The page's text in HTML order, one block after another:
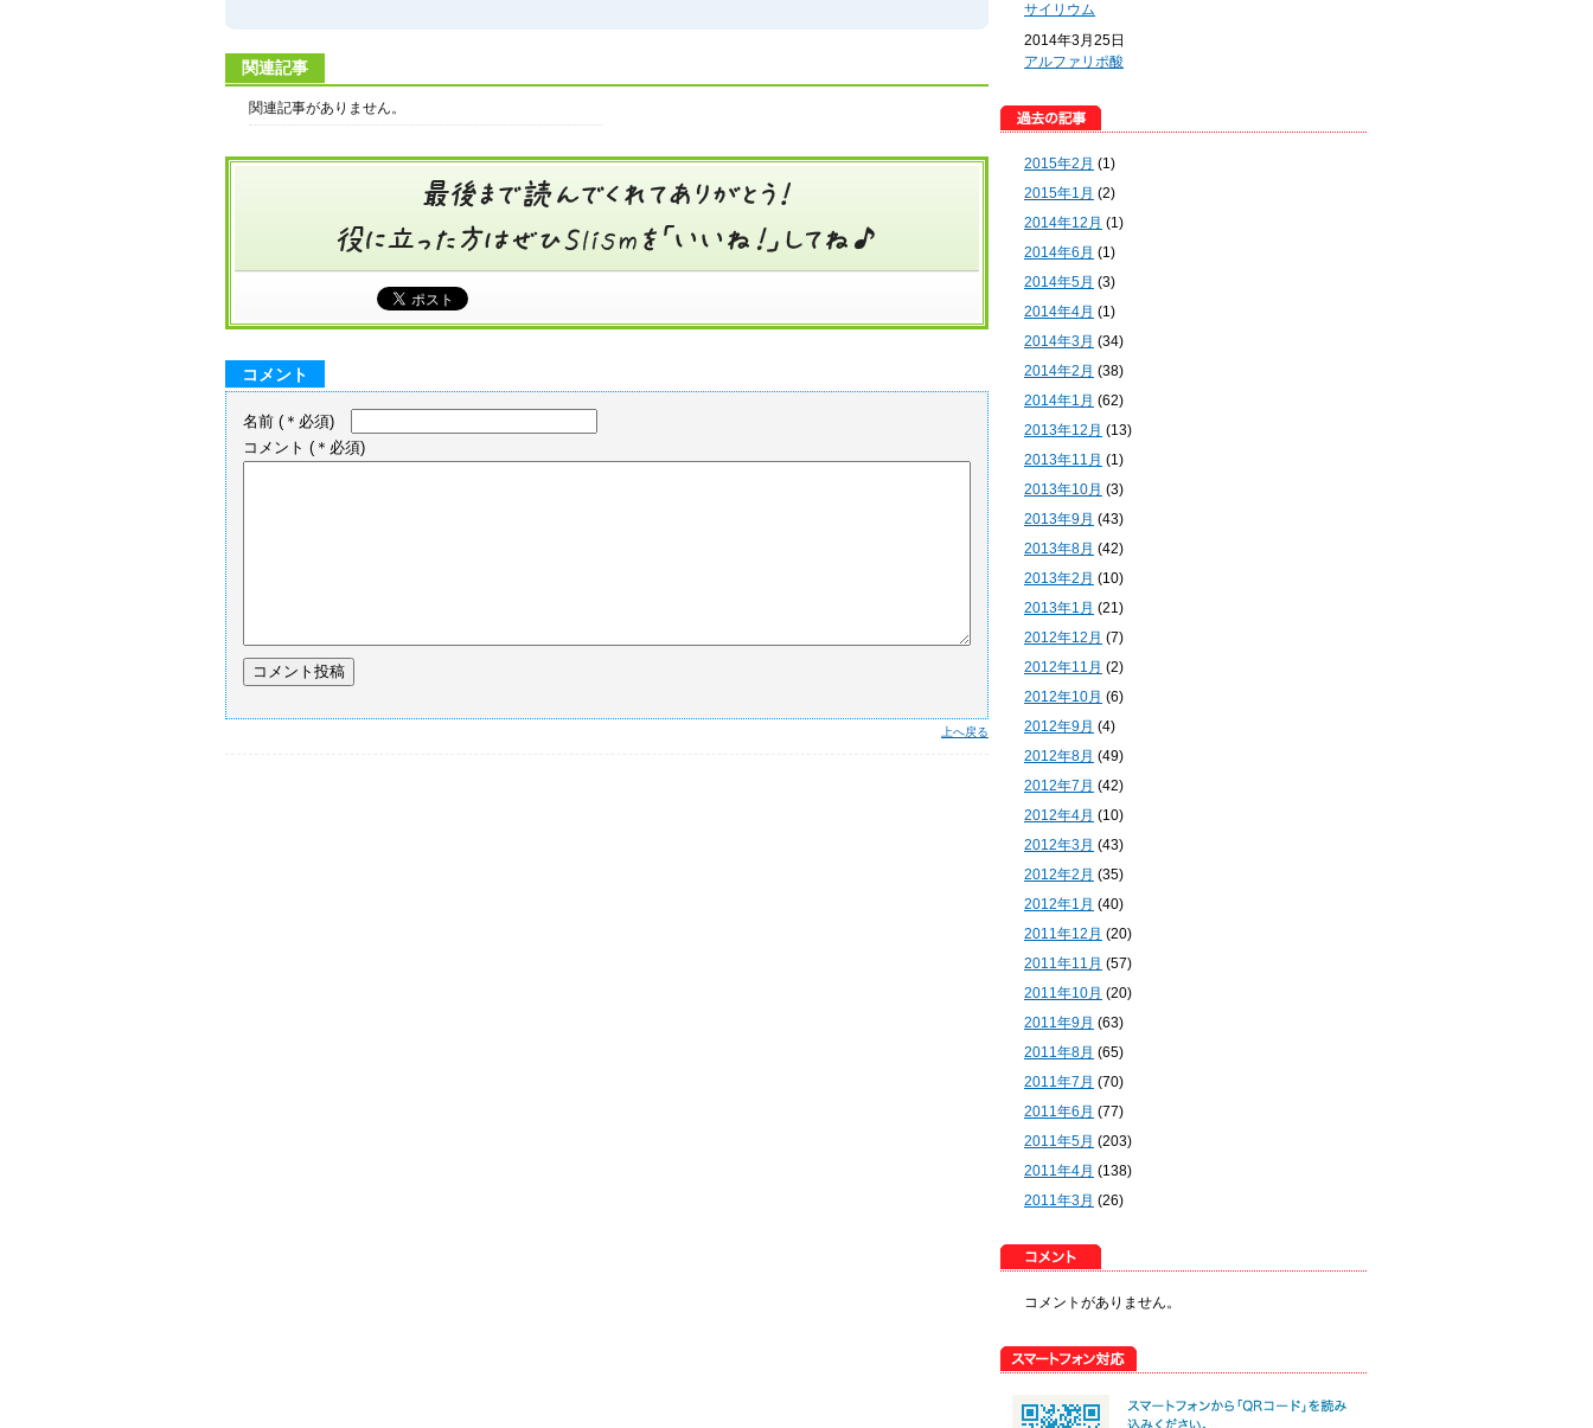
関連記事
関連記事がありません。
コメント
名前 (＊必須)
コメント (＊必須)
上へ戻る
サイリウム
2014年3月25日
アルファリポ酸
2015年2月 (1)
2015年1月 (2)
2014年12月 (1)
2014年6月 (1)
2014年5月 (3)
2014年4月 (1)
2014年3月 (34)
2014年2月 (38)
2014年1月 (62)
2013年12月 (13)
2013年11月 (1)
2013年10月 (3)
2013年9月 (43)
2013年8月 (42)
2013年2月 (10)
2013年1月 (21)
2012年12月 (7)
2012年11月 (2)
2012年10月 (6)
2012年9月 (4)
2012年8月 (49)
2012年7月 (42)
2012年4月 (10)
2012年3月 (43)
2012年2月 (35)
2012年1月 (40)
2011年12月 (20)
2011年11月 (57)
2011年10月 (20)
2011年9月 (63)
2011年8月 (65)
2011年7月 (70)
2011年6月 (77)
2011年5月 (203)
2011年4月 (138)
2011年3月 (26)
コメントがありません。